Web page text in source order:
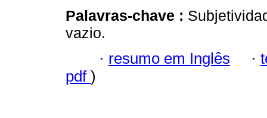
Palavras-chave :
vazio.
· resumo em Inglês ·
pdf )